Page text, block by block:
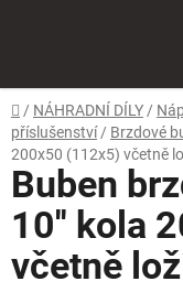
Domů
/ NÁHRADNÍ DÍLY /
příslušenství / Brzdové
200x50 (112x5) včetně
Buben
10'' kola
včetně